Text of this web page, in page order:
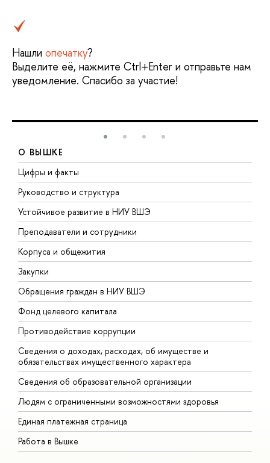
Нашли опечатку?
Выделите её, нажмите Ctrl+Enter и отправьте нам
уведомление. Спасибо за участие!
О ВЫШКЕ
Цифры и факты
Руководство и структура
Устойчивое развитие в НИУ ВШЭ
Преподаватели и сотрудники
Корпуса и общежития
Закупки
Обращения граждан в НИУ ВШЭ
Фонд целевого капитала
Противодействие коррупции
Сведения о доходах, расходах, об имуществе и
обязательствах имущественного характера
Сведения об образовательной организации
Людям с ограниченными возможностями здоровья
Единая платежная страница
Работа в Вышке